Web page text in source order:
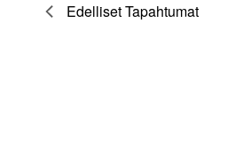
EdellisetTapahtumat